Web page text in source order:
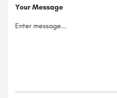
Your Message